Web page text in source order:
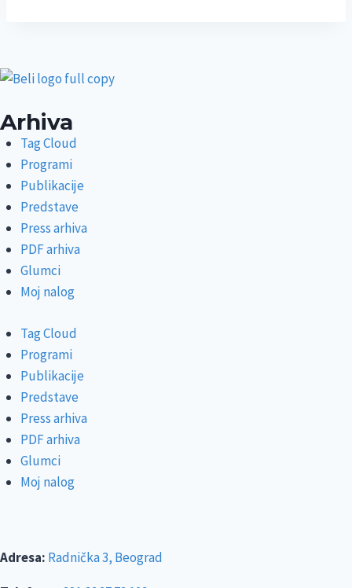
Arhiva
Tag Cloud
Programi
Publikacije
Predstave
Press arhiva
PDF arhiva
Glumci
Moj nalog
Tag Cloud
Programi
Publikacije
Predstave
Press arhiva
PDF arhiva
Glumci
Moj nalog
Adresa: Radnička 3, Beograd